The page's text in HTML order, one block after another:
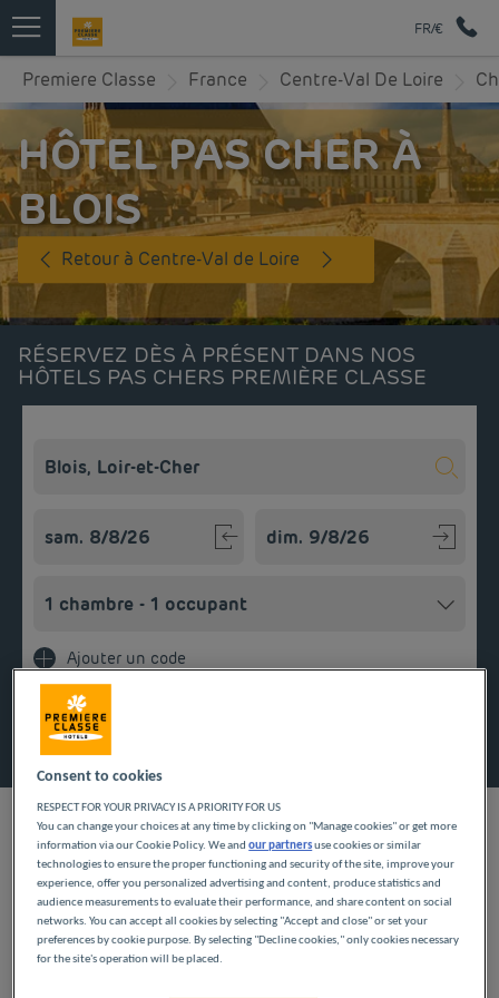
FR/€
Premiere Classe France Centre-Val De Loire
HÔTEL PAS CHER À
BLOIS
Retour à Centre-Val de Loire
RÉSERVEZ DÈS À PRÉSENT DANS NOS
HÔTELS PAS CHERS PREMIÈRE CLASSE
Ajouter un code
Vous recherchez un hôtel pas cher à Blois ? N'hésitez plus, les
hôtels Première Classe vous accueillent et vous proposent leurs
services, pour vous accueillir confortablement. Séjournez dans
nos établissements et appréciez toutes nos commodités : salle
Consent to cookies
RESPECT FOR YOUR PRIVACY IS A PRIORITY FOR US
You can change your choices at any time by clicking on "Manage cookies" or get more
information via our Cookie Policy. We andour partnersuse cookies or similar
technologies to ensure the proper functioning and security of the site, improve your
experience, offer you personalized advertising and content, produce statistics and
audience measurements to evaluate their performance, and share content on social
networks. You can accept all cookies by selecting "Accept and close" or set your
preferences by cookie purpose. By selecting "Decline cookies," only cookies necessary
for the site's operation will be placed.